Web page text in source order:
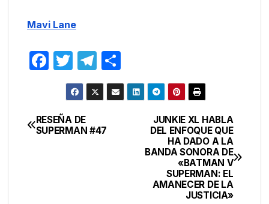
Mavi Lane
F
e
b
T
w
itt
er
T
el
e
a
o
m
Navegación
JUNKIE XL HABLA
DEL ENFOQUE QUE
HA DADO A LA
BANDA SONORA DE
«BATMAN V
SUPERMAN: EL
AMANECER DE LA
JUSTICIA»
RESEÑA DE
SUPERMAN #47